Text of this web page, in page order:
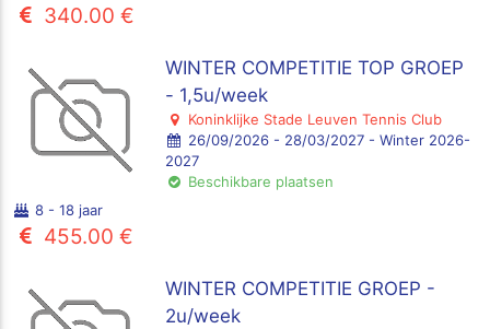
340.00 €
WINTER COMPETITIE TOP GROEP
- 1,5u/week
Koninklijke Stade Leuven Tennis Club
26/09/2026 - 28/03/2027 - Winter 2026-
2027
Beschikbare plaatsen
8 - 18 jaar
455.00 €
WINTER COMPETITIE GROEP -
2u/week